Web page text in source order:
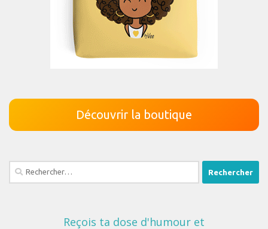
Découvrir la boutique
Rechercher :